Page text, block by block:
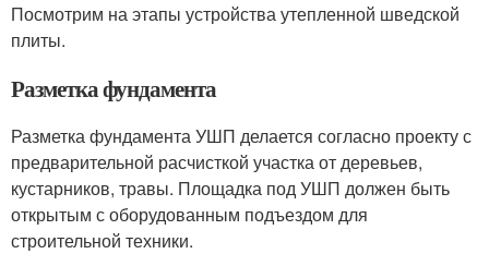
Посмотрим на этапы устройства утепленной шведской
плиты.
Разметка фундамента
Разметка фундамента УШП делается согласно проекту с
предварительной расчисткой участка от деревьев,
кустарников, травы. Площадка под УШП должен быть
открытым с оборудованным подъездом для
строительной техники.